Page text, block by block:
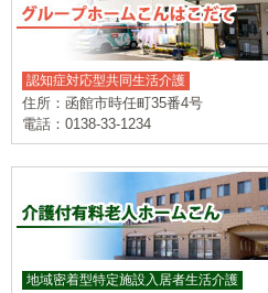
認知症対応型共同生活介護
住所：函館市時任町35番4号
電話：0138-33-1234
地域密着型特定施設入居者生活介護